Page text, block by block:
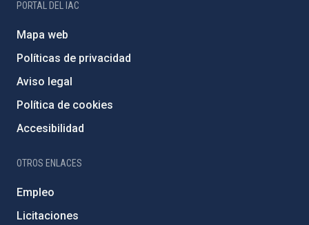
PORTAL DEL IAC
Mapa web
Políticas de privacidad
Aviso legal
Política de cookies
Accesibilidad
OTROS ENLACES
Empleo
Licitaciones